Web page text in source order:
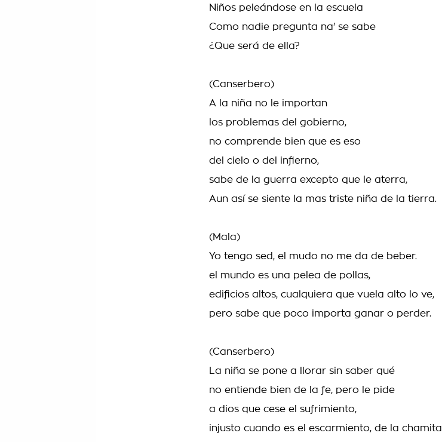
Niños peleándose en la escuela
Como nadie pregunta na' se sabe
¿Que será de ella?
(Canserbero)
A la niña no le importan
los problemas del gobierno,
no comprende bien que es eso
del cielo o del infierno,
sabe de la guerra excepto que le aterra,
Aun así se siente la mas triste niña de la tierra.
(Mala)
Yo tengo sed, el mudo no me da de beber.
el mundo es una pelea de pollas,
edificios altos, cualquiera que vuela alto lo ve,
pero sabe que poco importa ganar o perder.
(Canserbero)
La niña se pone a llorar sin saber qué
no entiende bien de la fe, pero le pide
a dios que cese el sufrimiento,
injusto cuando es el escarmiento, de la chamita